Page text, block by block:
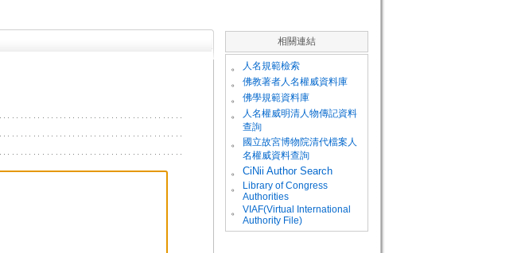
相關連結
。 人名規範檢索
。 佛教著者人名權威資料庫
。 佛學規範資料庫
。
人名權威明清人物傳記資料
查詢
。
國立故宮博物院清代檔案人
名權威資料查詢
。
CiNii Author Search
。
Library of Congress
Authorities
。
VIAF(Virtual International
Authority File)